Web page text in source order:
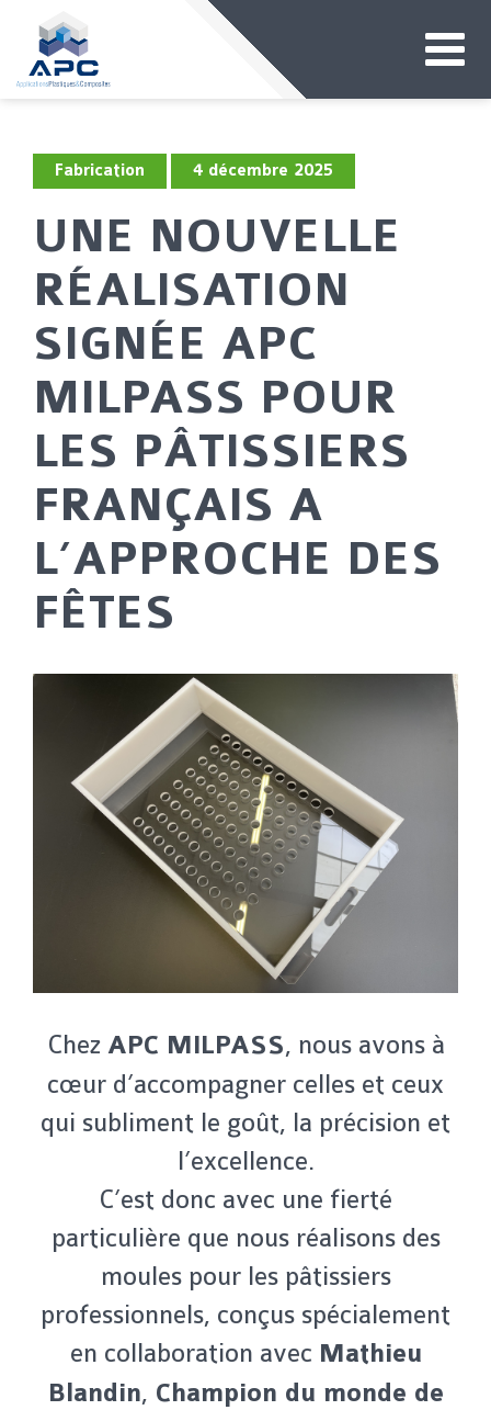
Fabrication 4 décembre 2025
UNE NOUVELLE
RÉALISATION
SIGNÉE APC
MILPASS POUR
LES PÂTISSIERS
FRANÇAIS A
L’APPROCHE DES
FÊTES
Chez APC MILPASS, nous avons à
cœur d’accompagner celles et ceux
qui subliment le goût, la précision et
l’excellence.
C’est donc avec une fierté
particulière que nous réalisons des
moules pour les pâtissiers
professionnels, conçus spécialement
en collaboration avec Mathieu
Blandin, Champion du monde de